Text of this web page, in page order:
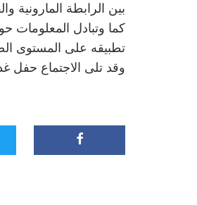
بين الرابطة المارونية
كما وتبادل المعلومات
تطبيقه على المستوى
وقد تلى الاجتماع حفل